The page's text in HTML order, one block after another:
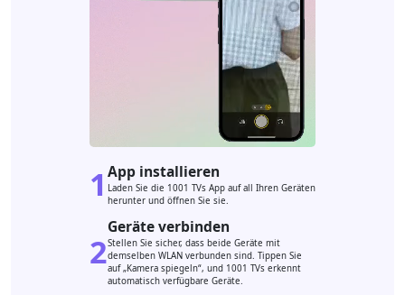
1 App installieren
Laden Sie die 1001 TVs App auf all Ihren Geräten
herunter und öffnen Sie sie.
2
Geräte verbinden
Stellen Sie sicher, dass beide Geräte mit
demselben WLAN verbunden sind. Tippen Sie
auf „Kamera spiegeln“, und 1001 TVs erkennt
automatisch verfügbare Geräte.